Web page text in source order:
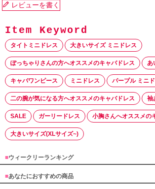
レビューを書く
タイトミニドレス 大きいサイズ ミニドレス
ぽっちゃりさんの方へオススメのキャバドレス あ
キャバワンピース ミニドレス パープル ミニ
二の腕が気になる方へオススメのキャバドレス 袖
SALE ガーリードレス 小胸さんへオススメの
大きいサイズ(XLサイズ~)
■ウィークリーランキング
■あなたにおすすめの商品